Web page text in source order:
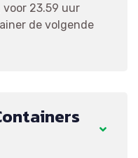
voor 23.59 uur
de volgende